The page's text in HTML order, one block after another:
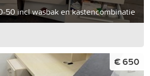
50 incl wasbak en kastencombinatie
€ 650